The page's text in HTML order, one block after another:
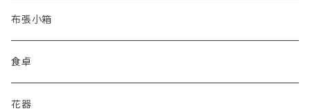
布張小箱
食卓
花器